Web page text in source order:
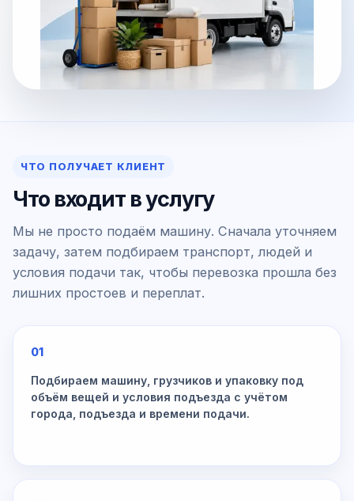
ЧТО ПОЛУЧАЕТ КЛИЕНТ
Что входит в услугу
Мы не просто подаём машину. Сначала уточняем
задачу, затем подбираем транспорт, людей и
условия подачи так, чтобы перевозка прошла без
лишних простоев и переплат.
01
Подбираем машину, грузчиков и упаковку под
объём вещей и условия подъезда с учётом
города, подъезда и времени подачи.